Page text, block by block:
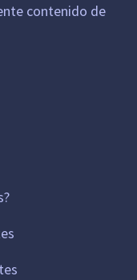
contenido de